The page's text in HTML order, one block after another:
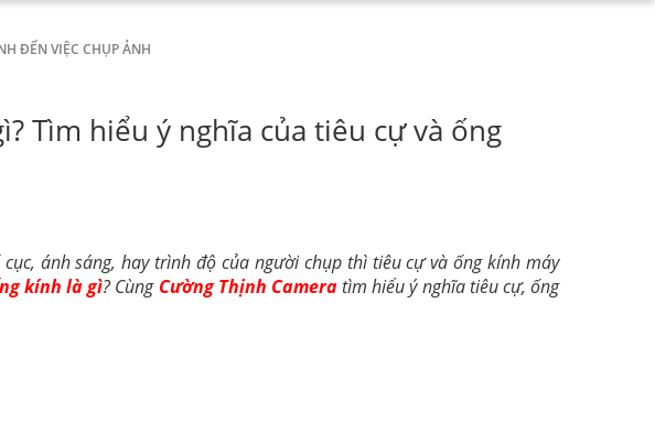
ĐẾN VIỆC CHỤP ẢNH
Tìm hiểu ý nghĩa của tiêu cự và ống
ánh sáng, hay trình độ của người chụp thì tiêu cự và ống kính máy
kính là gì? Cùng Cường Thịnh Cameratìm hiểu ý nghĩa tiêu cự, ống